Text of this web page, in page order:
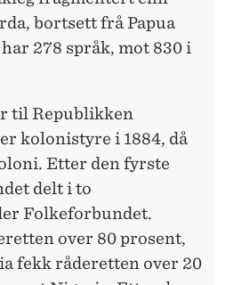
bortsett frå Papua
278 språk, mot 830 i
til Republikken
kolonistyre i 1884, då
Etter den fyrste
delt i to
Folkeforbundet.
over 80 prosent,
fekk råderetten over 20